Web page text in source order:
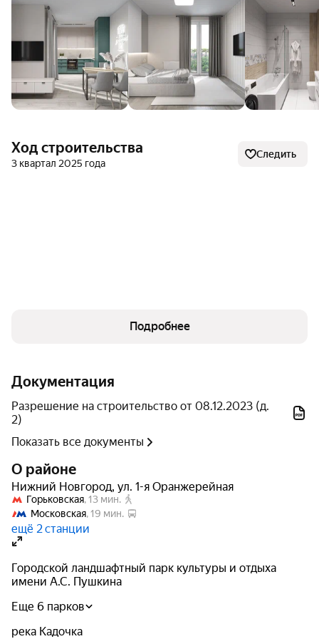
«Бионика Клиник», «Лоск-НН», «Стоматсервис».
Спорт: «Федерация спортивной акробатики»,
фитнес-клуб «World Class Пушкинский», спортивный
клуб «Вымпел», клуб эстрадно-спортивных танцев
Dance Arena, бассейн «Олимп», студия растяжки и
Магазины: торгово-развлекательный комплекс
«Небо», супермаркеты «Пятерочка», «Магнит», Spar,
Компания «Разумные инвестиции» основана в 2014
девелопер успешно ввел в эксплуатацию 80 тыс. м² и
сдал 1600 квартир. Компания сдает объекты в
указанные сроки и контролирует качество работ на
каждом этапе строительства.
Архитектура
Жилой комплекс «Тетра» будет построен по
монолитно-кирпичной технологии в современном
архитектурном стиле. Материал наружных стен —
удерживают тепло, паропроницаемы и абсолютно
100 лет.
Ход строительства
3 квартал 2025 года
Следить
Подробнее
Документация
Разрешение на строительство от 08.12.2023 (д.
2)
Показать все документы
О районе
Нижний Новгород, ул. 1-я Оранжерейная
Горьковская, 13 мин.
Московская, 19 мин.
ещё 2 станции
Городской ландшафтный парк культуры и отдыха
имени А.С. Пушкина
Еще 6 парков
река Кадочка